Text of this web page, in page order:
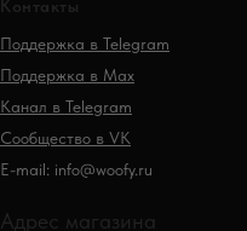
Контакты
Поддержка в Telegram
Поддержка в Max
Канал в Telegram
Сообщество в VK
E-mail: info@woofy.ru
Адрес магазина